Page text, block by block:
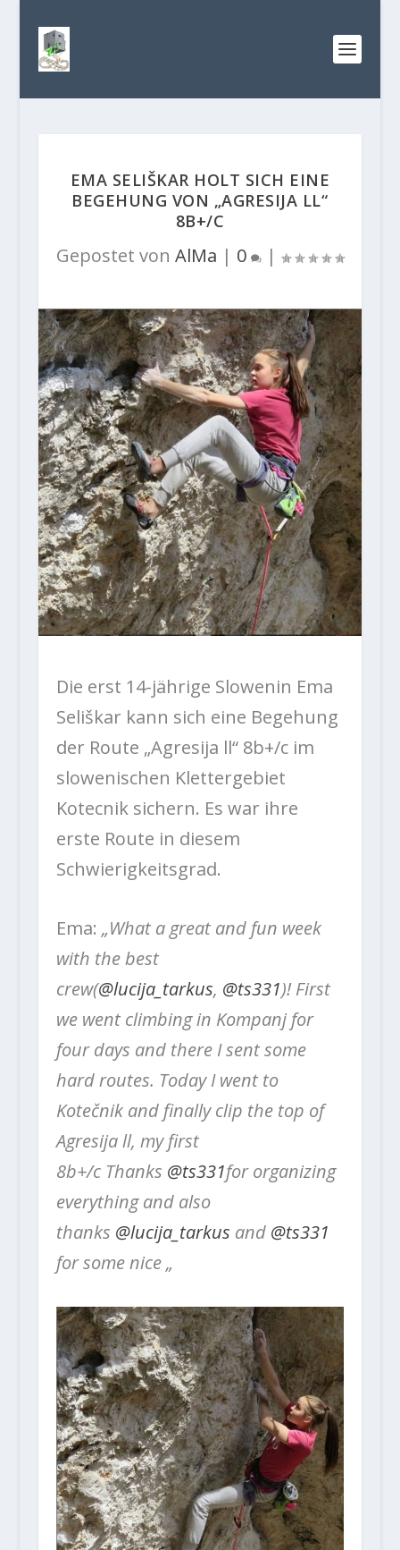
EMA SELIŠKAR HOLT SICH EINE
BEGEHUNG VON „AGRESIJA LL“
8B+/C
Gepostet von AlMa | 0 |
Die erst 14-jährige Slowenin Ema
Seliškar kann sich eine Begehung
der Route „Agresija ll“ 8b+/c im
slowenischen Klettergebiet
Kotecnik sichern. Es war ihre
erste Route in diesem
Schwierigkeitsgrad.
Ema: „What a great and fun week
with the best
crew(@lucija_tarkus, @ts331)! First
we went climbing in Kompanj for
four days and there I sent some
hard routes. Today I went to
Kotečnik and finally clip the top of
Agresija ll, my first
8b+/c Thanks @ts331for organizing
everything and also
thanks @lucija_tarkus and @ts331
for some nice „